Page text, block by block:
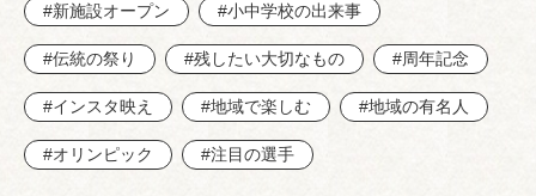
#新施設オープン #小中学校の出来事
#伝統の祭り #残したい大切なもの #周年記念
#インスタ映え #地域で楽しむ #地域の有名人
#オリンピック #注目の選手